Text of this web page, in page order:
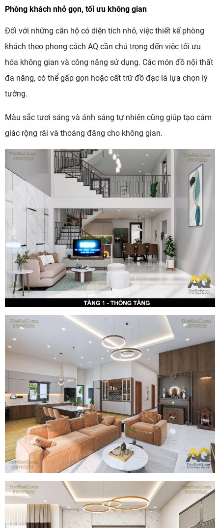
Phòng khách nhỏ gọn, tối ưu không gian
Đối với những căn hộ có diện tích nhỏ, việc thiết kế phòng
khách theo phong cách AQ cần chú trọng đến việc tối ưu
hóa không gian và công năng sử dụng. Các món đồ nội thất
đa năng, có thể gấp gọn hoặc cất trữ đồ đạc là lựa chọn lý
tưởng.
Màu sắc tươi sáng và ánh sáng tự nhiên cũng giúp tạo cảm
giác rộng rãi và thoáng đãng cho không gian.